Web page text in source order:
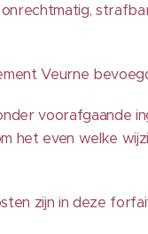
Veurne
voorafgaande
het even welke
zijn in deze